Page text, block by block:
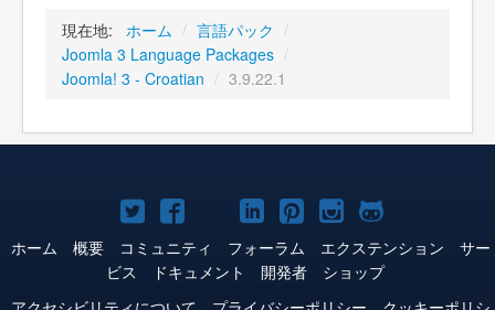
現在地: ホーム / 言語パック /
Joomla 3 Language Packages /
Joomla! 3 - Croatian / 3.9.22.1
Joomla!
Twitter
Joomla!
Facebook
Joomla!
YouTube
Joomla!
LinkedIn
Joomla!
Pinterest
Joomla!
Instagram
Joomla!
GitHub
ホーム 概要 コミュニティ フォーラム エクステンション
サー
ビス
ドキュメント 開発者
ショップ